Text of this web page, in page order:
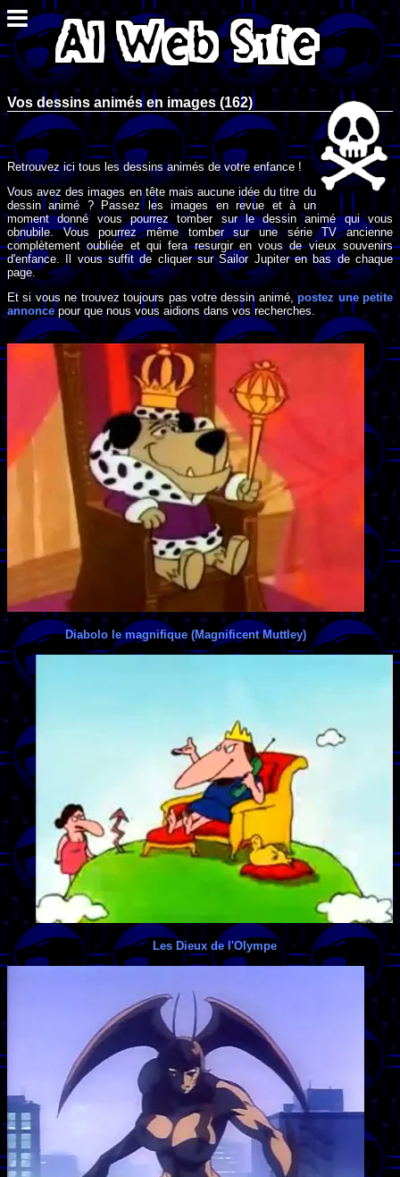
Vos dessins animés en images (162)
Retrouvez ici tous les dessins animés de votre enfance !
Vous avez des images en tête mais aucune idée du titre du
dessin animé ? Passez les images en revue et à un
moment donné vous pourrez tomber sur le dessin animé qui vous
obnubile. Vous pourrez même tomber sur une série TV ancienne
complètement oubliée et qui fera resurgir en vous de vieux souvenirs
d'enfance. Il vous suffit de cliquer sur Sailor Jupiter en bas de chaque
page.
Et si vous ne trouvez toujours pas votre dessin animé,postez une petite
annoncepour que nous vous aidions dans vos recherches.
Diabolo le magnifique (Magnificent Muttley)
Les Dieux de l'Olympe